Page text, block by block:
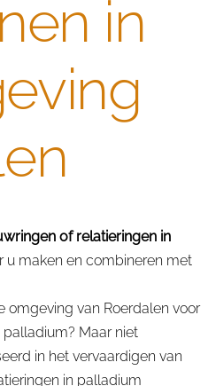
in
of relatieringen in
u maken en combineren met
omgeving van Roerdalen voor
Maar niet
in het vervaardigen van
in palladium